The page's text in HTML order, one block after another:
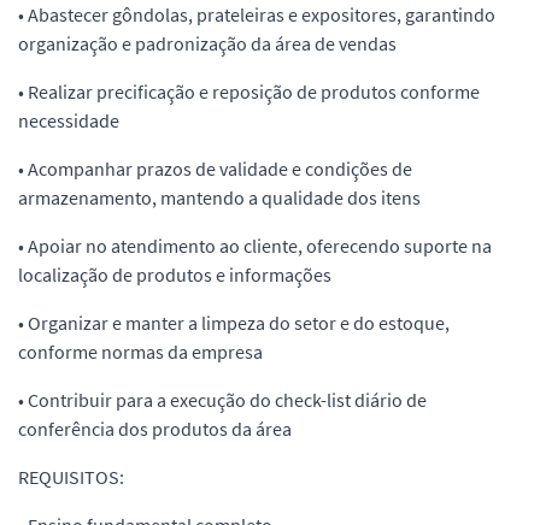
• Abastecer gôndolas, prateleiras e expositores, garantindo
organização e padronização da área de vendas
• Realizar precificação e reposição de produtos conforme
necessidade
• Acompanhar prazos de validade e condições de
armazenamento, mantendo a qualidade dos itens
• Apoiar no atendimento ao cliente, oferecendo suporte na
localização de produtos e informações
• Organizar e manter a limpeza do setor e do estoque,
conforme normas da empresa
• Contribuir para a execução do check-list diário de
conferência dos produtos da área
REQUISITOS: